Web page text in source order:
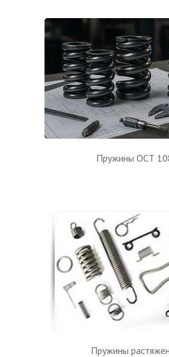
Пружины ОСТ
Пружины